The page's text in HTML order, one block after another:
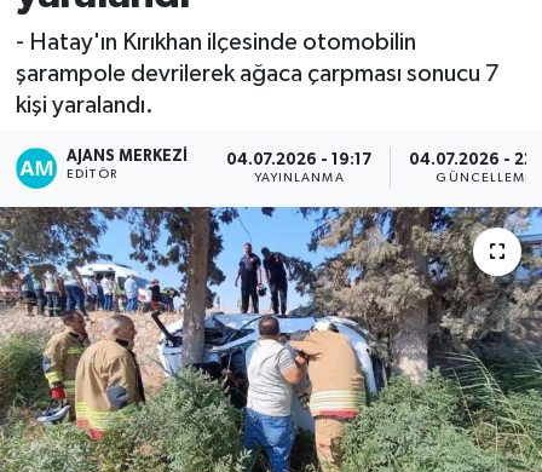
- Hatay'ın Kırıkhan ilçesinde otomobilin
şarampole devrilerek ağaca çarpması sonucu 7
kişi yaralandı.
AJANS MERKEZI
EDITÖR
04.07.2026 - 19:17
YAYINLANMA
04.07.2026 -
GÜNCELLEME